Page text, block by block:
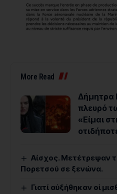
More Read
Δήμητρα
πλευρό
«Είμαι
Αίσχος. Μετέτρεψαν
Πορετσού σε ξενώνα.
Γιατί αὐξήθηκαν οἱ